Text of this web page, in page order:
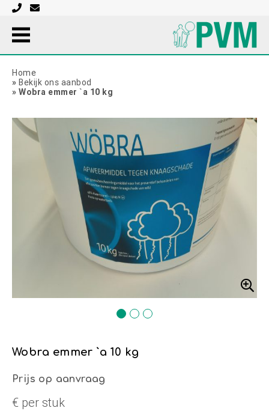
Home
» Bekijk ons aanbod
» Wobra emmer `a 10 kg
Wobra emmer `a 10 kg
Prijs op aanvraag
€ per stuk